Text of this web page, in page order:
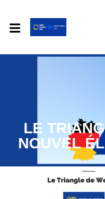
LE
NOUVEL